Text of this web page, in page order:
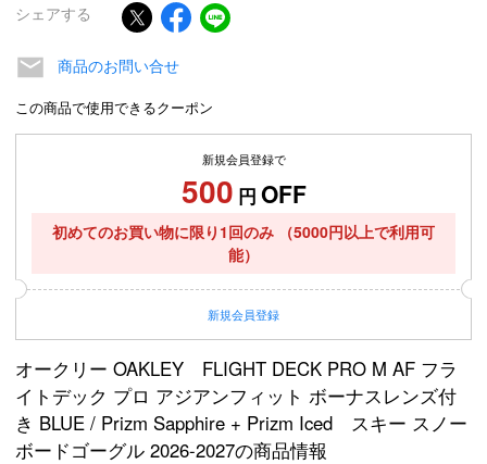
シェアする
商品のお問い合せ
この商品で使用できるクーポン
新規会員登録で
500 円 OFF
初めてのお買い物に限り1回のみ
（5000円以上で利用可
能）
新規会員登録
オークリー OAKLEY FLIGHT DECK PRO M AF フラ
イトデック プロ アジアンフィット ボーナスレンズ付
き BLUE / Prizm Sapphire + Prizm Iced スキー スノー
ボードゴーグル 2026-2027の商品情報